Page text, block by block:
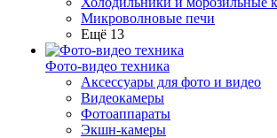
Микроволновые печи
Ещё 13
Фото-видео техника
Аксессуары для фото и видео
Видеокамеры
Фотоаппараты
Экшн-камеры